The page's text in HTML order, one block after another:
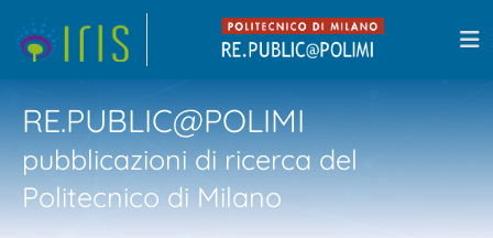
RE.PUBLIC@POLIMI
pubblicazioni di ricerca del
Politecnico di Milano